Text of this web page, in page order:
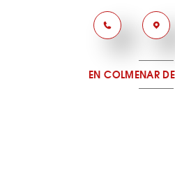
EN COLMENAR